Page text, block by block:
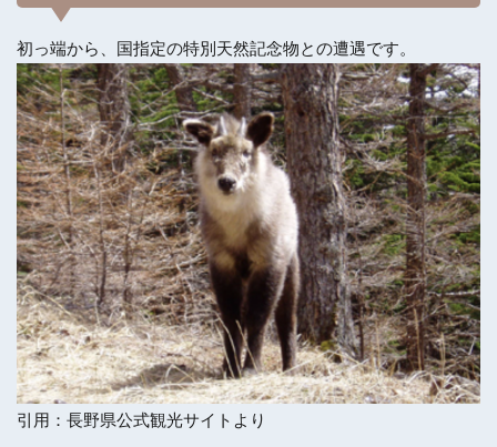
初っ端から、国指定の特別天然記念物との遭遇です。
引用：長野県公式観光サイトより